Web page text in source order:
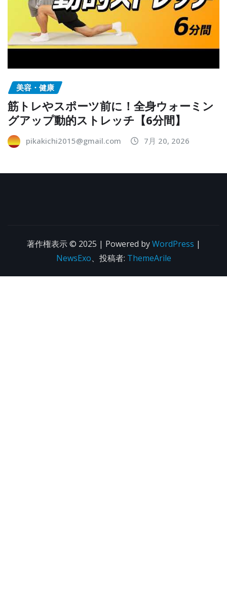
美容・健康
筋トレやスポーツ前に！全身ウォーミン
グアップ動的ストレッチ【6分間】
pikakichi2015@gmail.com 7月 20, 2026
著作権表示 © 2025 | Powered byWordPress |
NewsExo、投稿者: ThemeArile